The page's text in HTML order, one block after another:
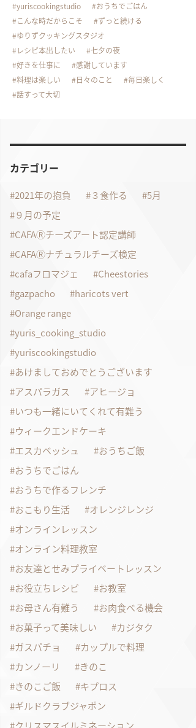
yuriscookingstudio
おうちでごはん
こんな時だからこそ
ずっと続ける
ゆりずクッキングスタジオ
レシピ本出したい
七夕の夜
好きを仕事に
感謝しています
料理は楽しい
日々のこと
毎日楽しく
話すって大切
カテゴリー
2021年の抱負 ３食作る
5月
９月の予定
CAFAⓇチーズアート認定講師
CAFAⓇナチュラルチーズ検定
cafaフロマジェ
Cheestories
gazpacho
haricots vert
Orange range
yuris_cooking_studio
yuriscookingstudio
あけましておめでとうございます
アスパラガス
アヒージョ
いつも一緒にいてくれて有難う
ウィークエンドケーキ
エスカベッシュ
おうちご飯
おうちでごはん
おうちで作るフレンチ
おこもり生活
オレンジレンジ
オンラインレッスン
オンライン料理教室
お友達とせみプライベートレッスン
お役立ちレシピ
お教室
お母さん有難う
お肉食べる機会
お菓子って美味しい
カジタク
ガスパチョ
カップルで料理
カンノーリ
きのこ
きのこご飯
キプロス
ギルドクラブジャポン